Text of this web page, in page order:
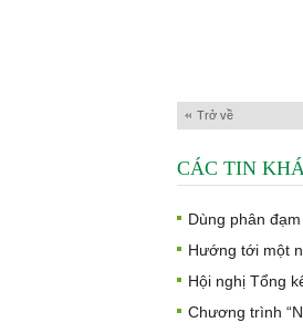
Trở về
CÁC TIN
Dùng phân
Hướng tới một
Hội nghị Tổng
Chương trình